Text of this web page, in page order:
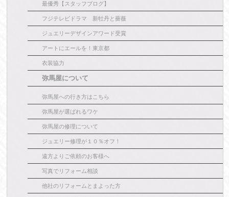
最優秀【スタッフブログ】
フジテレビドラマ 新牡丹と薔薇
ジュエリーデザインアワード受賞
アートにエールを！東京都
衣装協力
弥馬屋について
弥馬屋への行き方はこちら
弥馬屋が選ばれるワケ
弥馬屋の修理について
ジュエリー修理が１０％オフ！
遠方よりご依頼のお客様へ
写真でリフォーム相談
他社のリフォームとまよった方